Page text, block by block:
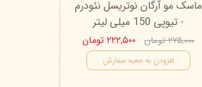
ماسک مو آرگان نوتریسل نئودرم
- تیوپی 150 میلی‌ لیتر
۲۷۵,۰۰۰ تومان ۲۲۲,۵۰۰ تومان
افزودن به جعبه سفارش